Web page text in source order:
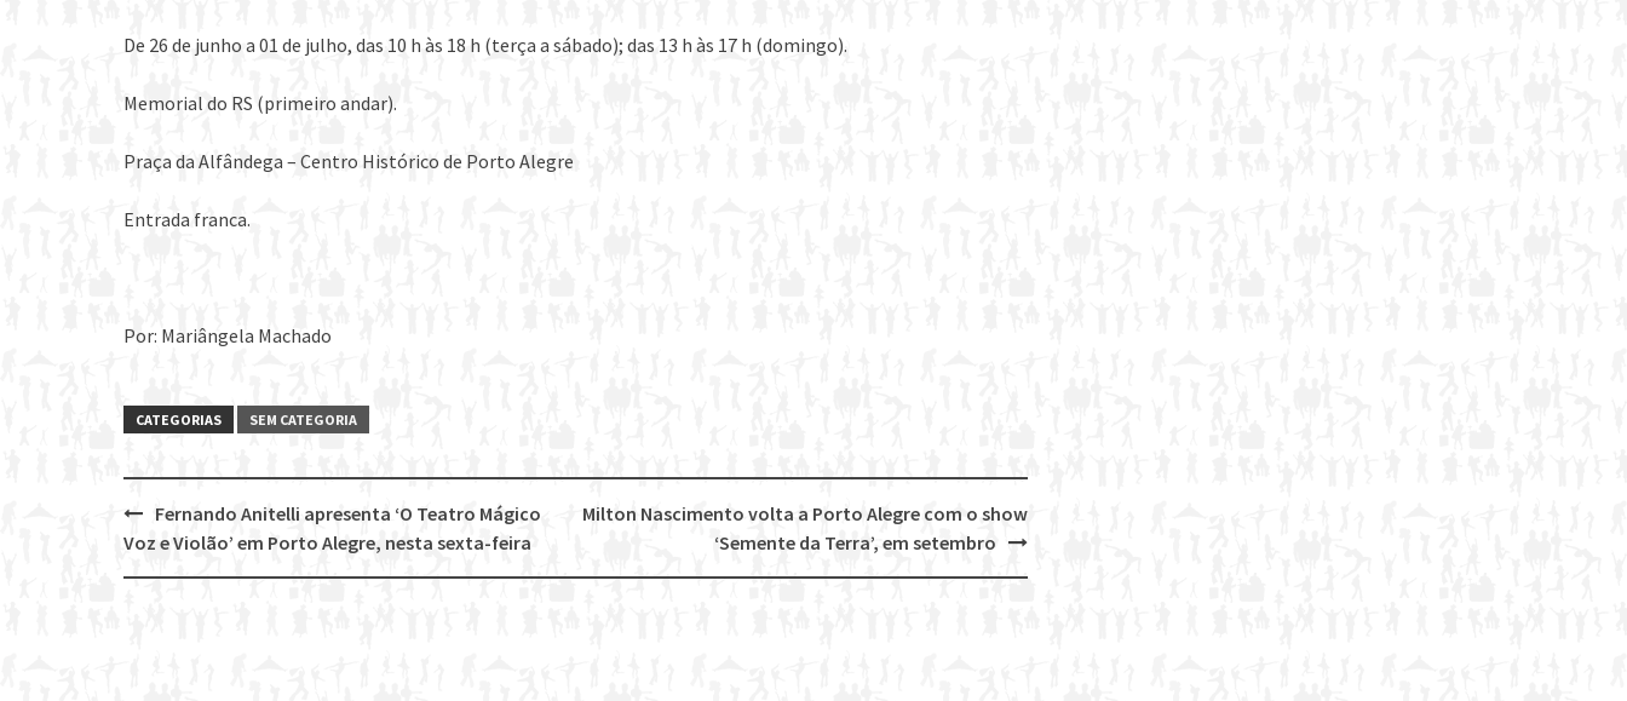
De 26 de junho a 01 de julho, das 10 h às 18 h (terça a sábado); das 13 h às 17 h (domingo).
Memorial do RS (primeiro andar).
Praça da Alfândega – Centro Histórico de Porto Alegre
Entrada franca.
Por: Mariângela Machado
CATEGORIAS SEM CATEGORIA
Post
navigation
Milton Nascimento volta a Porto Alegre com o show
‘Semente da Terra’, em setembro
Fernando Anitelli apresenta ‘O Teatro Mágico
Voz e Violão’ em Porto Alegre, nesta sexta-feira